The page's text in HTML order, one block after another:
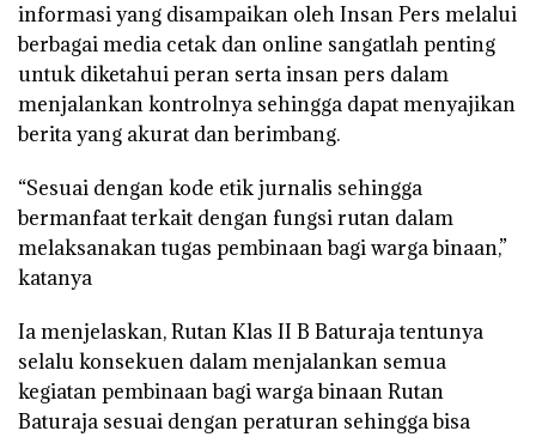
informasi yang disampaikan oleh Insan Pers melalui
berbagai media cetak dan online sangatlah penting
untuk diketahui peran serta insan pers dalam
menjalankan kontrolnya sehingga dapat menyajikan
berita yang akurat dan berimbang.
“Sesuai dengan kode etik jurnalis sehingga
bermanfaat terkait dengan fungsi rutan dalam
melaksanakan tugas pembinaan bagi warga binaan,”
katanya
Ia menjelaskan, Rutan Klas II B Baturaja tentunya
selalu konsekuen dalam menjalankan semua
kegiatan pembinaan bagi warga binaan Rutan
Baturaja sesuai dengan peraturan sehingga bisa